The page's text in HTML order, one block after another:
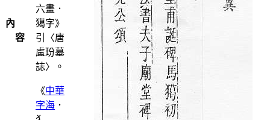
內
容
六畫．
獦字》
引〈唐
盧玢墓
誌〉。
《中華
字海 ．